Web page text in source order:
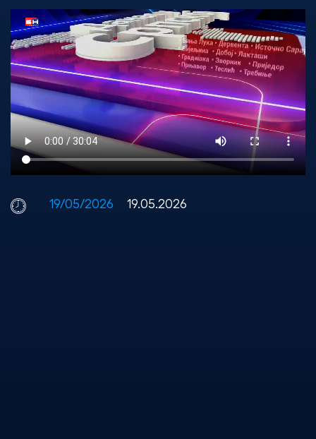
19/05/2026 19.05.2026